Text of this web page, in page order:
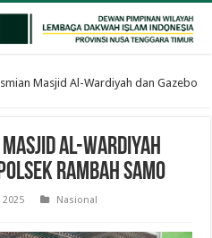
Masjid Al-Wardiyah dan Gazebo
Masjid Al-Wardiyah
Rambah Samo
2025
Nasional